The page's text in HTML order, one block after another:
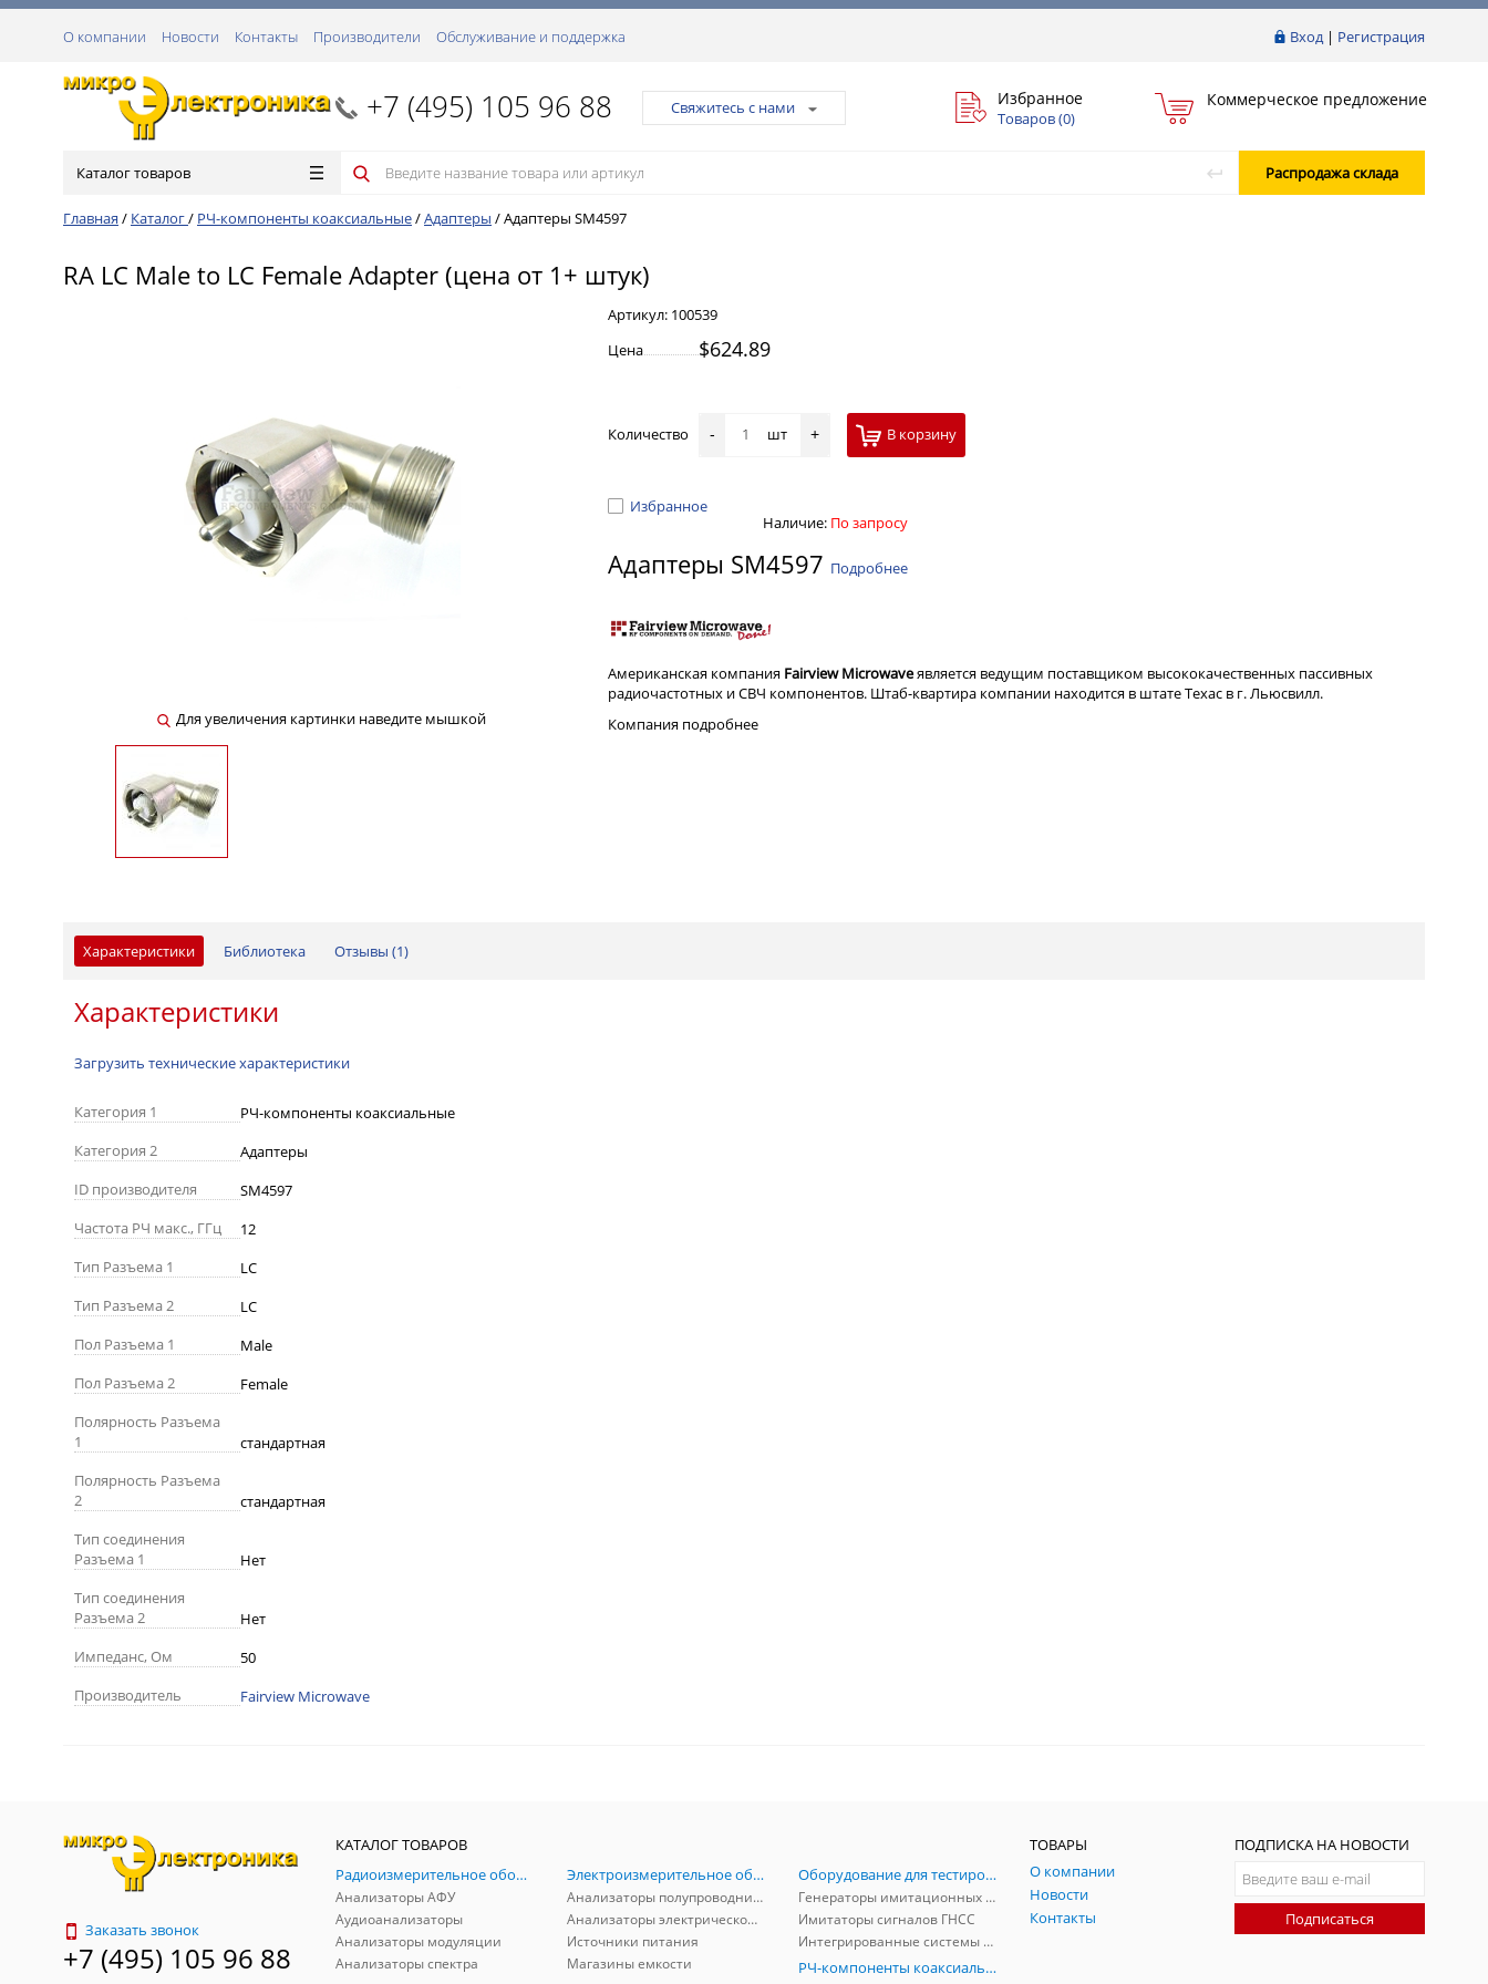
Вход| Регистрация
О компании Новости Контакты Производители Обслуживание и поддержка
+7 (495) 105 96 88 Свяжитесь с нами Избранное
Товаров (0)
Коммерческое предложение
Каталог товаров Распродажа склада
Главная / Каталог/ РЧ-компоненты коаксиальные/Адаптеры /Адаптеры SM4597
RA LC Male to LC Female Adapter (цена от 1+ штук)
Для увеличения картинки наведите мышкой
Артикул: 100539
Цена
$624.89
Количество - шт + В корзину
Избранное
Наличие: По запросу
Адаптеры SM4597 Подробнее
Американская компания Fairview Microwaveявляется ведущим поставщиком высококачественных пассивных
радиочастотных и СВЧ компонентов. Штаб-квартира компании находится в штате Техас в г. Льюсвилл.
Компания подробнее
Характеристики Библиотека Отзывы (1)
Характеристики
Загрузить технические характеристики
Категория 1
РЧ-компоненты коаксиальные
Категория 2
Адаптеры
ID производителя
SM4597
Частота РЧ макс., ГГц
12
Тип Разъема 1
LC
Тип Разъема 2
LC
Пол Разъема 1
Male
Пол Разъема 2
Female
Полярность Разъема
1
стандартная
Полярность Разъема
2
стандартная
Тип соединения
Разъема 1
Нет
Тип соединения
Разъема 2
Нет
Импеданс, Ом
50
Производитель
Fairview Microwave
Заказать звонок
+7 (495) 105 96 88
КАТАЛОГ ТОВАРОВ
Радиоизмерительное оборудование
Анализаторы АФУ
Аудиоанализаторы
Анализаторы модуляции
Анализаторы спектра
Электроизмерительное оборудование
Анализаторы полупроводников
Анализаторы электрической мощности
Источники питания
Магазины емкости
Оборудование для тестирования и симуляции ГНСС
Генераторы имитационных и заградительных помех
Имитаторы сигналов ГНСС
Интегрированные системы защиты от ГНСС-помех
РЧ-компоненты коаксиальные
ТОВАРЫ
О компании
Новости
Контакты
ПОДПИСКА НА НОВОСТИ
Подписаться